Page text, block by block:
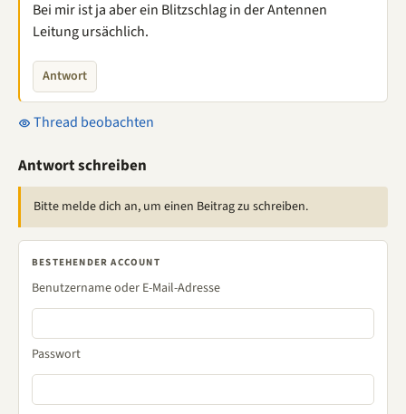
Bei mir ist ja aber ein Blitzschlag in der Antennen
Leitung ursächlich.
Antwort
Thread beobachten
Antwort schreiben
Bitte melde dich an, um einen Beitrag zu schreiben.
BESTEHENDER ACCOUNT
Benutzername oder E-Mail-Adresse
Passwort